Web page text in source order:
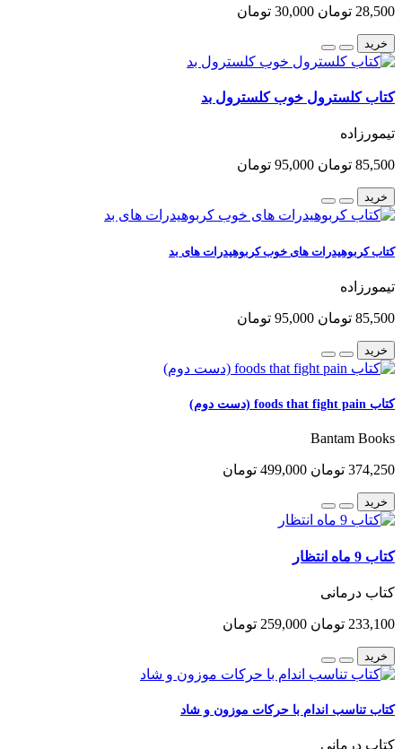
28,500 تومان 30,000 تومان
خرید
کتاب کلسترول خوب کلسترول بد
تیمورزاده
85,500 تومان 95,000 تومان
خرید
کتاب کربوهیدرات های خوب کربوهیدرات های بد
تیمورزاده
85,500 تومان 95,000 تومان
خرید
کتاب foods that fight pain (دست دوم)
Bantam Books
374,250 تومان 499,000 تومان
خرید
کتاب 9 ماه انتظار
کتاب درمانی
233,100 تومان 259,000 تومان
خرید
کتاب تناسب اندام با حرکات موزون و شاد
کتاب درمانی